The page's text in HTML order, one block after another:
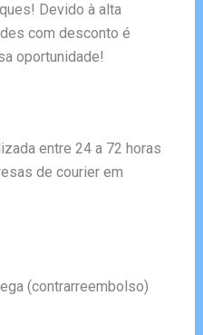
Devido à alta
com desconto é
oportunidade!
entre 24 a 72 horas
de courier em
(contrarreembolso)